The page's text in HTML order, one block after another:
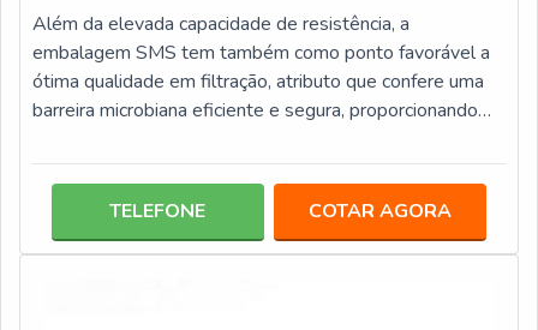
Além da elevada capacidade de resistência, a
embalagem SMS tem também como ponto favorável a
ótima qualidade em filtração, atributo que confere uma
barreira microbiana eficiente e segura, proporcionando
acondicionados, que ficam longe de possíveis
polipropileno, é um material de alta capacidade para
tolerar danificações externas, entre elas: Rasgos;
TELEFONE COTAR AGORA